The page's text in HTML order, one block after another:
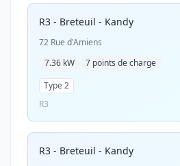
R3 - Breteuil - Kandy
72 Rue d'Amiens
7.36 kW
7 points de charge
Type 2
R3
R3 - Breteuil - Kandy